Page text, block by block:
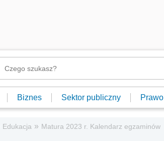
Biznes Sektor publiczny Prawo
Edukacja » Matura 2023 r. Kalendarz egzaminów